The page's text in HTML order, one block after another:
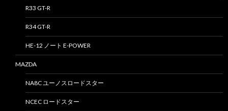
R33 GT-R
R34 GT-R
HE-12 ノート E-POWER
MAZDA
NA8C ユーノスロードスター
NCEC ロードスター